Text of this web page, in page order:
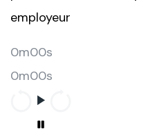
employeur
0m00s
0m00s